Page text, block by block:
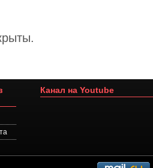
Канал на Youtube